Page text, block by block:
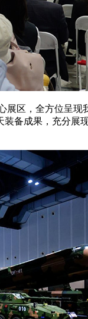
区，全方位呈
备成果，充分展